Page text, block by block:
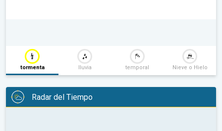
tormenta lluvia temporal Nieve o Hielo
Radar del Tiempo